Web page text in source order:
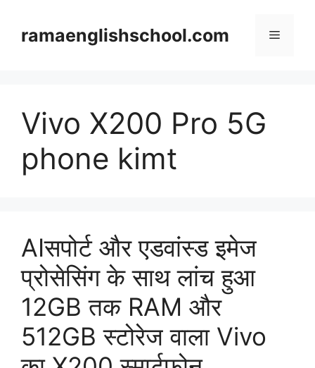
contentramaenglishschool.com Menu
Vivo X200 Pro 5G
phone kimt
AIसपोर्ट और एडवांस्ड इमेज
प्रोसेसिंग के साथ लांच हुआ
12GB तक RAM और
512GB स्टोरेज वाला Vivo